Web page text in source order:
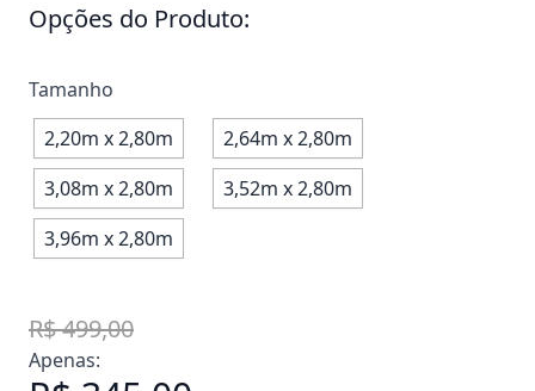
Opções do Produto:
Tamanho
2,20m x 2,80m
2,64m x 2,80m
3,08m x 2,80m
3,52m x 2,80m
3,96m x 2,80m
R$ 499,00
Apenas: